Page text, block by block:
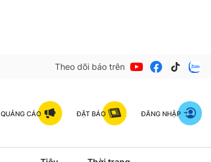
Theo dõi báo trên
QUẢNG CÁO ĐẶT BÁO ĐĂNG NHẬP